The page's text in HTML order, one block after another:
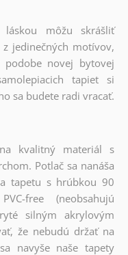
láskou môžu skrášliť
jedinečných motívov,
novej bytovej
tapiet si
sa budete radi vracať.
kvalitný materiál s
Potlač sa nanáša
tapetu s hrúbkou 90
free (neobsahujú
silným akrylovým
že nebudú držať na
navyše naše tapety